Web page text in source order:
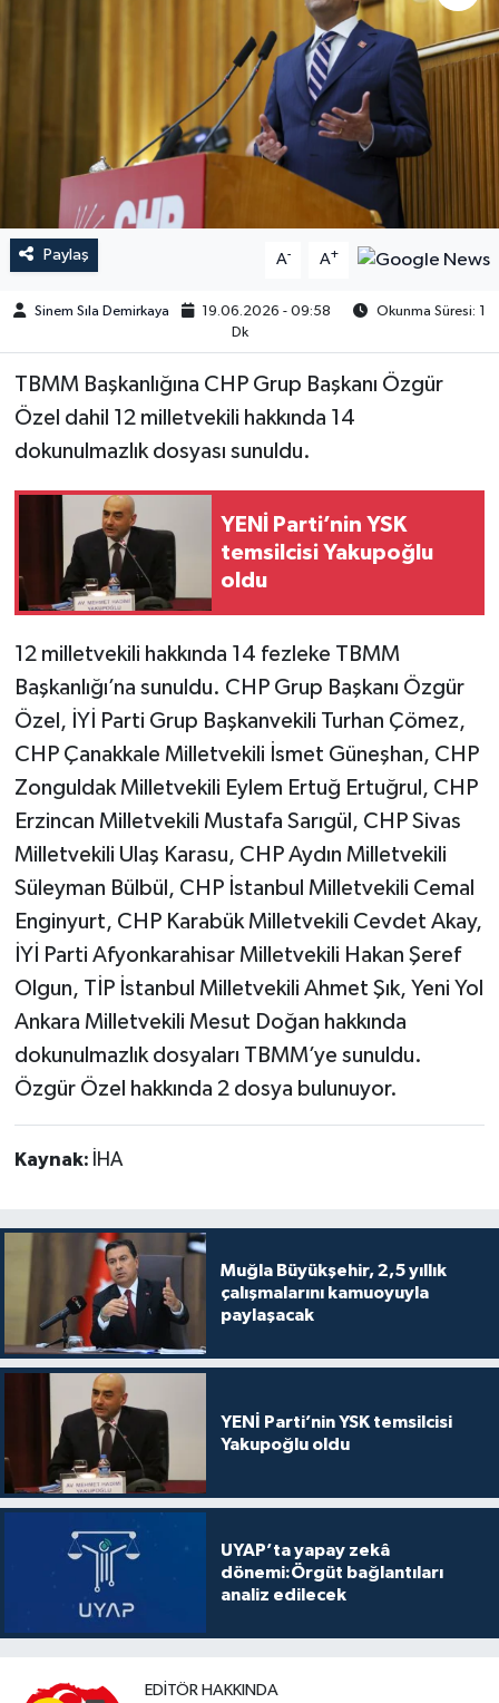
Paylaş A- A+
Sinem Sıla Demirkaya 19.06.2026 - 09:58
Okunma Süresi: 1
Dk
TBMM Başkanlığına CHP Grup Başkanı Özgür
Özel dahil 12 milletvekili hakkında 14
dokunulmazlık dosyası sunuldu.
YENİ Parti’nin YSK
temsilcisi Yakupoğlu
oldu
12 milletvekili hakkında 14 fezleke TBMM
Başkanlığı’na sunuldu. CHP Grup Başkanı Özgür
Özel, İYİ Parti Grup Başkanvekili Turhan Çömez,
CHP Çanakkale Milletvekili İsmet Güneşhan, CHP
Zonguldak Milletvekili Eylem Ertuğ Ertuğrul, CHP
Erzincan Milletvekili Mustafa Sarıgül, CHP Sivas
Milletvekili Ulaş Karasu, CHP Aydın Milletvekili
Süleyman Bülbül, CHP İstanbul Milletvekili Cemal
Enginyurt, CHP Karabük Milletvekili Cevdet Akay,
İYİ Parti Afyonkarahisar Milletvekili Hakan Şeref
Olgun, TİP İstanbul Milletvekili Ahmet Şık, Yeni Yol
Ankara Milletvekili Mesut Doğan hakkında
dokunulmazlık dosyaları TBMM’ye sunuldu.
Özgür Özel hakkında 2 dosya bulunuyor.
Kaynak: İHA
Muğla Büyükşehir, 2,5 yıllık
çalışmalarını kamuoyuyla
paylaşacak
YENİ Parti’nin YSK temsilcisi
Yakupoğlu oldu
UYAP’ta yapay zekâ
dönemi:Örgüt bağlantıları
analiz edilecek
EDITÖR HAKKINDA